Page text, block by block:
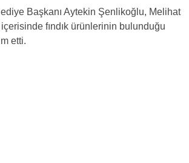
Başkanı Aytekin Şenlikoğlu, Melihat
fındık ürünlerinin bulunduğu
etti.